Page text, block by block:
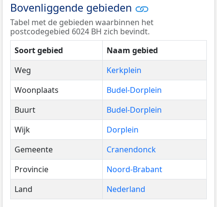
Bovenliggende gebieden
Tabel met de gebieden waarbinnen het
postcodegebied 6024 BH zich bevindt.
Soort gebied
Naam gebied
Weg
Kerkplein
Woonplaats
Budel-Dorplein
Buurt
Budel-Dorplein
Wijk
Dorplein
Gemeente
Cranendonck
Provincie
Noord-Brabant
Land
Nederland